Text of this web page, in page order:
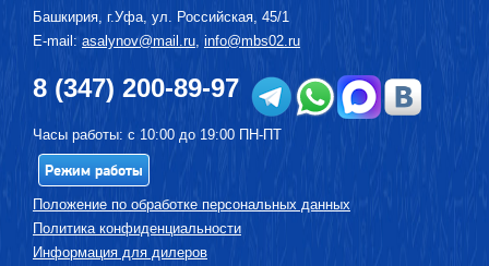
Башкирия, г.Уфа, ул. Российская, 45/1
E-mail: asalynov@mail.ru, info@mbs02.ru
8 (347) 200-89-97
Часы работы: с 10:00 до 19:00 ПН-ПТ
Режим работы
Положение по обработке персональных данных
Политика конфиденциальности
Информация для дилеров